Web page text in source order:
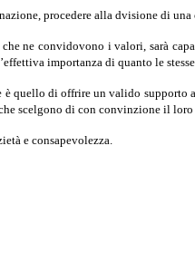
procedere alla dvisione di
ne convidovono i valori, sarà
importanza di quanto le
quello di offrire un valido supporto
scelgono di con convinzione il
e consapevolezza.